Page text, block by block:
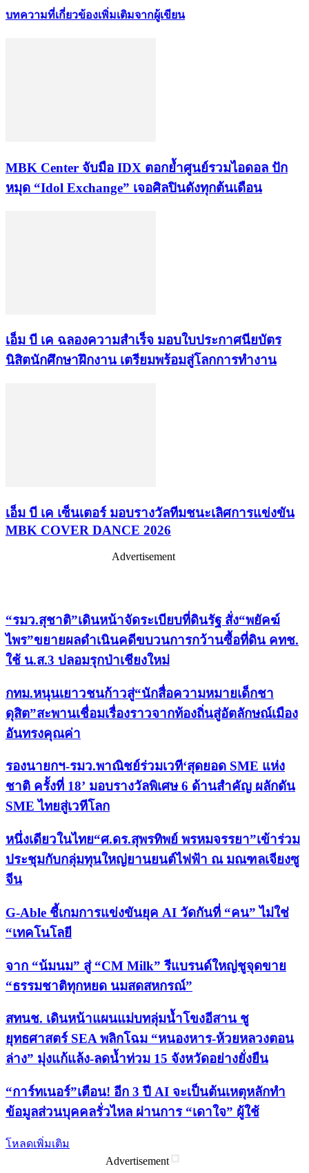
บทความที่เกี่ยวข้องเพิ่มเติมจากผู้เขียน
MBK Center จับมือ IDX ตอกย้ำศูนย์รวมไอดอล ปัก
หมุด “Idol Exchange” เจอศิลปินดังทุกต้นเดือน
เอ็ม บี เค ฉลองความสำเร็จ มอบใบประกาศนียบัตร
นิสิตนักศึกษาฝึกงาน เตรียมพร้อมสู่โลกการทำงาน
เอ็ม บี เค เซ็นเตอร์ มอบรางวัลทีมชนะเลิศการแข่งขัน
MBK COVER DANCE 2026
Advertisement
“รมว.สุชาติ”เดินหน้าจัดระเบียบที่ดินรัฐ สั่ง“พยัคฆ์
ไพร”ขยายผลดำเนินคดีขบวนการกว้านซื้อที่ดิน คทช.
ใช้ น.ส.3 ปลอมรุกป่าเชียงใหม่
กทม.หนุนเยาวชนก้าวสู่“นักสื่อความหมายเด็กชา
ดุสิต”สะพานเชื่อมเรื่องราวจากท้องถิ่นสู่อัตลักษณ์เมือง
อันทรงคุณค่า
รองนายกฯ-รมว.พาณิชย์ร่วมเวที‘สุดยอด SME แห่ง
ชาติ ครั้งที่ 18’ มอบรางวัลพิเศษ 6 ด้านสำคัญ ผลักดัน
SME ไทยสู่เวทีโลก
หนึ่งเดียวในไทย“ศ.ดร.สุพรทิพย์ พรหมจรรยา”เข้าร่วม
ประชุมกับกลุ่มทุนใหญ่ยานยนต์ไฟฟ้า ณ มณฑลเจียงซู
จีน
G-Able ชี้เกมการแข่งขันยุค AI วัดกันที่ “คน” ไม่ใช่
“เทคโนโลยี
จาก “น้มนม” สู่ “CM Milk” รีแบรนด์ใหญ่ชูจุดขาย
“ธรรมชาติทุกหยด นมสดสหกรณ์”
สทนช. เดินหน้าแผนแม่บทลุ่มน้ำโขงอีสาน ชู
ยุทธศาสตร์ SEA พลิกโฉม “หนองหาร-ห้วยหลวงตอน
ล่าง” มุ่งแก้แล้ง-ลดน้ำท่วม 15 จังหวัดอย่างยั่งยืน
“การ์ทเนอร์”เตือน! อีก 3 ปี AI จะเป็นต้นเหตุหลักทำ
ข้อมูลส่วนบุคคลรั่วไหล ผ่านการ “เดาใจ” ผู้ใช้
โหลดเพิ่มเติม
Advertisement